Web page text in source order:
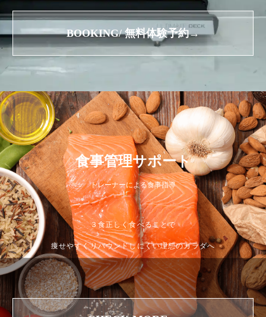
BOOKING/ 無料体験予約→
食事管理サポート
トレーナーによる食事指導
３食正しく食べることで
痩せやすくリバウンドしにくい理想のカラダへ